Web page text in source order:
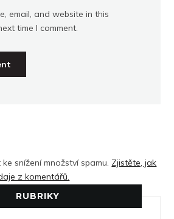
email, and website in this
time I comment.
snížení množství spamu. Zjistěte, jak
z komentářů.
RUBRIKY